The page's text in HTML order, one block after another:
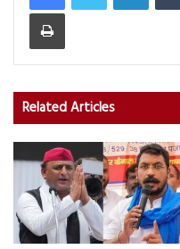
Print
Related Articles